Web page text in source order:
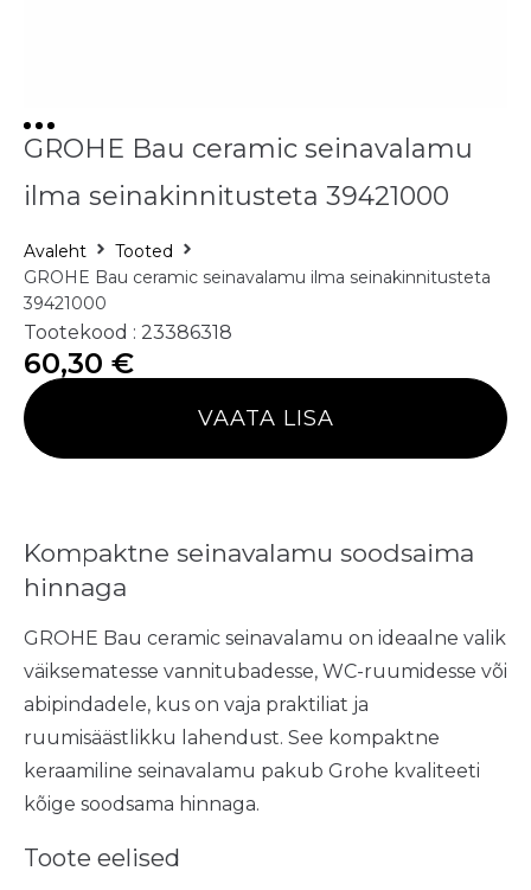
GROHE Bau ceramic seinavalamu
ilma seinakinnitusteta 39421000
Avaleht
Tooted
GROHE Bau ceramic seinavalamu ilma seinakinnitusteta
39421000
Tootekood : 23386318
60,30 €
VAATA LISA
Kompaktne seinavalamu soodsaima
hinnaga
GROHE Bau ceramic seinavalamu on ideaalne valik
väiksematesse vannitubadesse, WC-ruumidesse või
abipindadele, kus on vaja praktiliat ja
ruumisäästlikku lahendust. See kompaktne
keraamiline seinavalamu pakub Grohe kvaliteeti
kõige soodsama hinnaga.
Toote eelised